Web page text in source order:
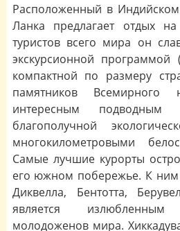
Расположенный в
Ланка предлагает отдых
туристов всего мира он
экскурсионной программой
компактной по размеру
памятников Всемирного
интересным подводным
благополучной
многокилометровыми
Самые лучшие курорты
его южном побережье. К ним
Диквелла, Бентотта,
является
молодоженов мира.